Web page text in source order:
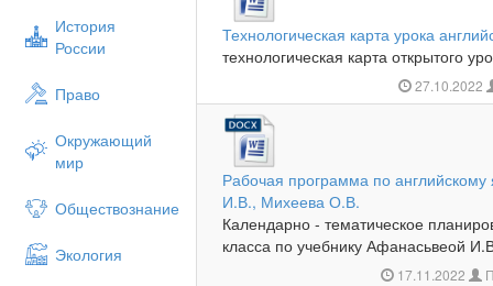
История
России
Право
Окружающий
мир
Обществознание
Экология
Технологическая карта урока
технологическая карта открытого
27.10.2022
Рабочая программа по
И.В., Михеева О.В.
Календарно - тематическое
класса по учебнику Афанасьвеой
17.11.2022